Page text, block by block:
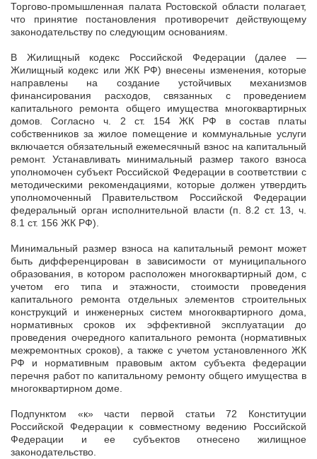
Торгово-промышленная палата Ростовской области полагает,
что принятие постановления противоречит действующему
законодательству по следующим основаниям.
В Жилищный кодекс Российской Федерации (далее —
Жилищный кодекс или ЖК РФ) внесены изменения, которые
направлены на создание устойчивых механизмов
финансирования расходов, связанных с проведением
капитального ремонта общего имущества многоквартирных
домов. Согласно ч. 2 ст. 154 ЖК РФ в состав платы
собственников за жилое помещение и коммунальные услуги
включается обязательный ежемесячный взнос на капитальный
ремонт. Устанавливать минимальный размер такого взноса
уполномочен субъект Российской Федерации в соответствии с
методическими рекомендациями, которые должен утвердить
уполномоченный Правительством Российской Федерации
федеральный орган исполнительной власти (п. 8.2 ст. 13, ч.
8.1 ст. 156 ЖК РФ).
Минимальный размер взноса на капитальный ремонт может
быть дифференцирован в зависимости от муниципального
образования, в котором расположен многоквартирный дом, с
учетом его типа и этажности, стоимости проведения
капитального ремонта отдельных элементов строительных
конструкций и инженерных систем многоквартирного дома,
нормативных сроков их эффективной эксплуатации до
проведения очередного капитального ремонта (нормативных
межремонтных сроков), а также с учетом установленного ЖК
РФ и нормативным правовым актом субъекта федерации
перечня работ по капитальному ремонту общего имущества в
многоквартирном доме.
Подпунктом «к» части первой статьи 72 Конституции
Российской Федерации к совместному ведению Российской
Федерации и ее субъектов отнесено жилищное
законодательство.